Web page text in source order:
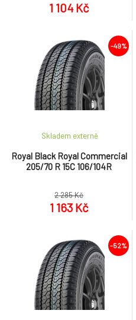
1 104 Kč
-49%
Royal Black Royal Commercial
205/70 R 15C 106/104R
Skladem externě
2 285 Kč
1 163 Kč
-52%